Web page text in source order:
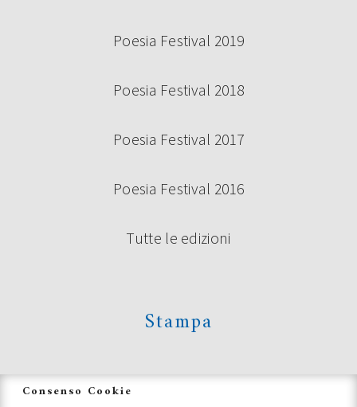
Poesia Festival 2019
Poesia Festival 2018
Poesia Festival 2017
Poesia Festival 2016
Tutte le edizioni
Stampa
Consenso Cookie